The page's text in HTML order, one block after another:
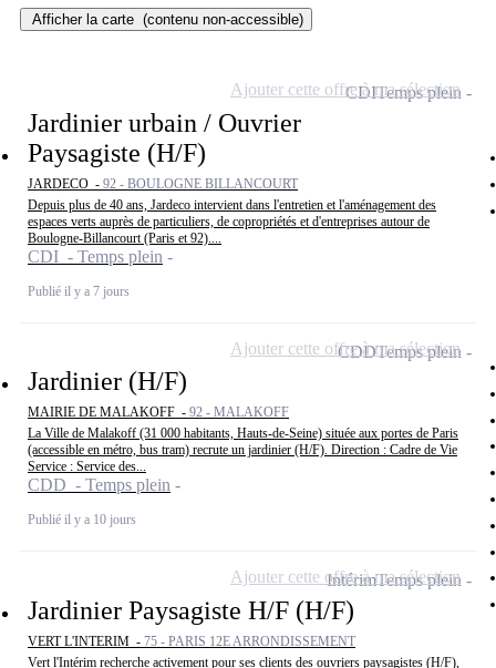
Afficher la carte (contenu non-accessible)
Jardinier urbain / Ouvrier
Paysagiste (H/F)
JARDECO - 92 - BOULOGNE BILLANCOURT
Depuis plus de 40 ans, Jardeco intervient dans l'entretien et l'aménagement des
espaces verts auprès de particuliers, de copropriétés et d'entreprises autour de
Boulogne-Billancourt (Paris et 92)....
CDI - Temps plein
Publié il y a 7 jours
CDITemps plein
Ajouter cette offre à ma sélection
Jardinier (H/F)
MAIRIE DE MALAKOFF - 92 - MALAKOFF
La Ville de Malakoff (31 000 habitants, Hauts-de-Seine) située aux portes de Paris
(accessible en métro, bus tram) recrute un jardinier (H/F). Direction : Cadre de Vie
Service : Service des...
CDD - Temps plein
Publié il y a 10 jours
CDDTemps plein
Ajouter cette offre à ma sélection
Jardinier Paysagiste H/F (H/F)
VERT L'INTERIM - 75 - PARIS 12E ARRONDISSEMENT
Vert l'Intérim recherche activement pour ses clients des ouvriers paysagistes (H/F),
IntérimTemps plein
Ajouter cette offre à ma sélection